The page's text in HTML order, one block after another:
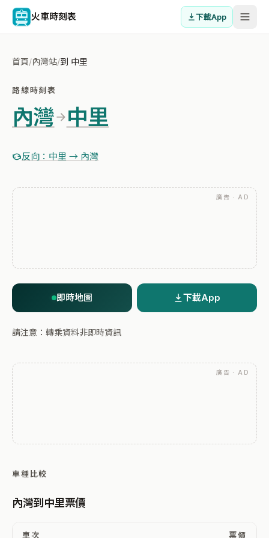
火車時刻表 下載App
首頁/內灣站/到 中里
路線時刻表
內灣 中里
反向：中里 → 內灣
廣告 · AD
即時地圖 下載App
請注意：轉乘資料非即時資訊
廣告 · AD
車種比較
內灣到中里票價
車次 票價